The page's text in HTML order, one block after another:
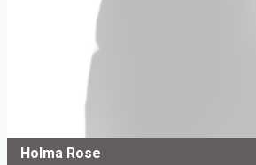
Holma Rose